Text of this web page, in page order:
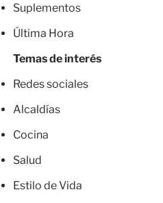
Suplementos
Última Hora
Temas de interés
Redes sociales
Alcaldías
Cocina
Salud
Estilo de Vida